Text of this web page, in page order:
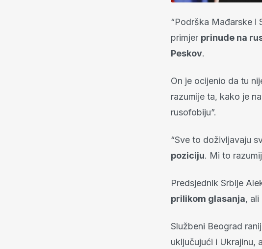
“Podrška Mađarske i
primjer prinude na
Peskov.
On je ocijenio da tu
razumije ta, kako je
rusofobiju”.
“Sve to doživljavaju
poziciju. Mi to
Predsjednik Srbije
prilikom glasanja, ali
Službeni Beograd
uključujući i Ukrajinu,